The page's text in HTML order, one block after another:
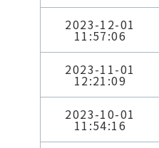
2023-12-01
11:57:06
2023-11-01
12:21:09
2023-10-01
11:54:16